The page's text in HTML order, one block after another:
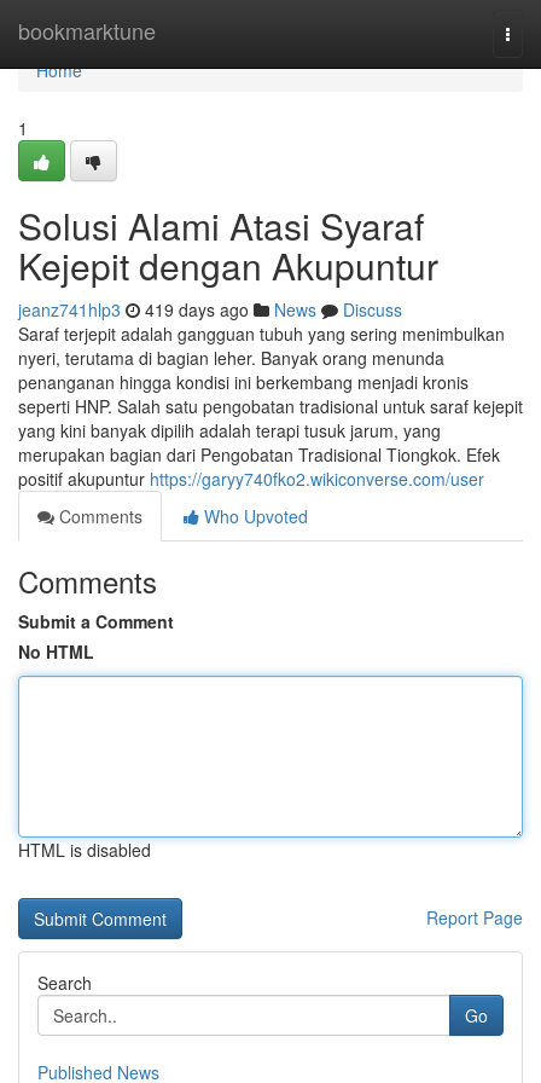
bookmarktune
Home
Home
1
Solusi Alami Atasi Syaraf
Kejepit dengan Akupuntur
jeanz741hlp3 419 days ago News
Discuss
Saraf terjepit adalah gangguan tubuh yang sering menimbulkan
nyeri, terutama di bagian leher. Banyak orang menunda
penanganan hingga kondisi ini berkembang menjadi kronis
seperti HNP. Salah satu pengobatan tradisional untuk saraf kejepit
yang kini banyak dipilih adalah terapi tusuk jarum, yang
merupakan bagian dari Pengobatan Tradisional Tiongkok. Efek
positif akupuntur https://garyy740fko2.wikiconverse.com/user
Comments
Who Upvoted
Comments
Submit a Comment
No HTML
HTML is disabled
Report Page
Search
Go
Published News